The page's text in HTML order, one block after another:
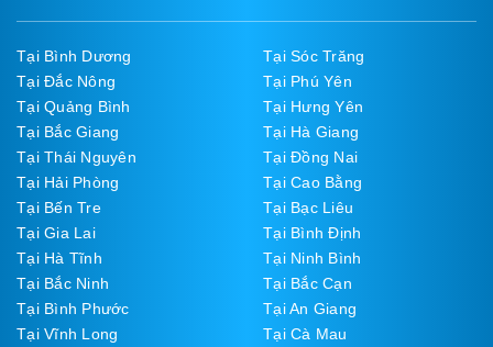
Tại Bình Dương
Tại Sóc Trăng
Tại Đắc Nông
Tại Phú Yên
Tại Quảng Bình
Tại Hưng Yên
Tại Bắc Giang
Tại Hà Giang
Tại Thái Nguyên
Tại Đồng Nai
Tại Hải Phòng
Tại Cao Bằng
Tại Bến Tre
Tại Bạc Liêu
Tại Gia Lai
Tại Bình Định
Tại Hà Tĩnh
Tại Ninh Bình
Tại Bắc Ninh
Tại Bắc Cạn
Tại Bình Phước
Tại An Giang
Tại Vĩnh Long
Tại Cà Mau